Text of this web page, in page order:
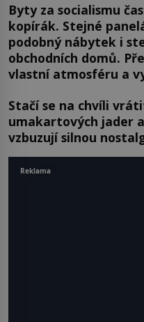
Byty za socialismu
kopírák. Stejné
podobný nábytek i
obchodních domů.
vlastní atmosféru a
Stačí se na chvíli
umakartových jader
vzbuzují silnou
Reklama